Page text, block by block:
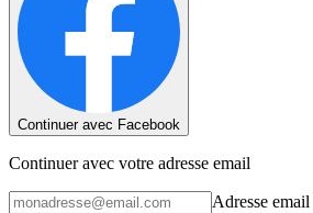
Continuer avec Facebook
Continuer avec votre adresse email
Adresse email